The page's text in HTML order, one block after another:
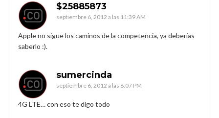
$25885873
septiembre 6, 2012 a las 11:39 AM
Apple no sigue los caminos de la competencia, ya deberías
saberlo :).
sumercinda
septiembre 6, 2012 a las 8:07 PM
4G LTE… con eso te digo todo